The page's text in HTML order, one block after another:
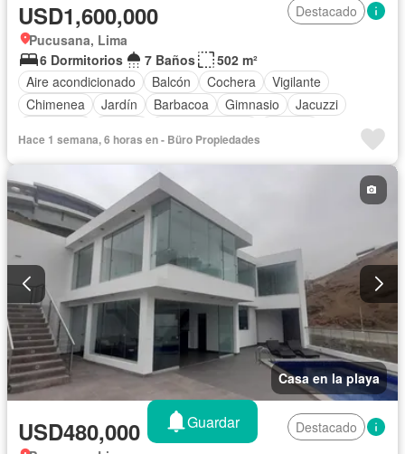
USD1,600,000
Destacado
Pucusana, Lima
6 Dormitorios
7 Baños
502 m²
Aire acondicionado
Balcón Cochera
Vigilante
Chimenea
Jardín Barbacoa Gimnasio
Jacuzzi
Hace 1 semana, 6 horas en - Büro Propiedades
Casa en la playa
USD480,000
Destacado
Guardar